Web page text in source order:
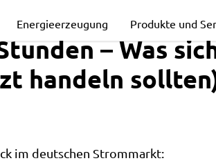
Energieerzeugung Produkte und
– Was
handeln
im deutschen Strommarkt: